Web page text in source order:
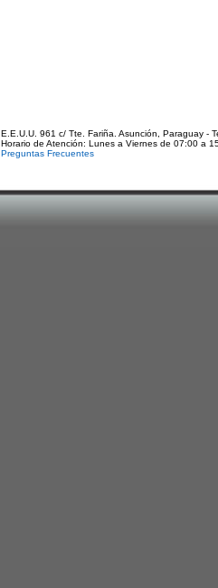
E.E.U.U. 961 c/ Tte. Fariña. Asunción, Paraguay -
Horario de Atención: Lunes a Viernes de 07:00 a
Preguntas Frecuentes